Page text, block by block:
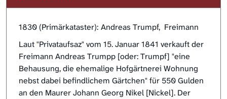
1830 (Primärkataster): Andreas Trumpf, Freimann
Laut "Privataufsaz" vom 15. Januar 1841 verkauft der
Freimann Andreas Trumpp [oder: Trumpf] "eine
Behausung, die ehemalige Hofgärtnerei Wohnung
nebst dabei befindlichem Gärtchen" für 550 Gulden
an den Maurer Johann Georg Nikel [Nickel]. Der